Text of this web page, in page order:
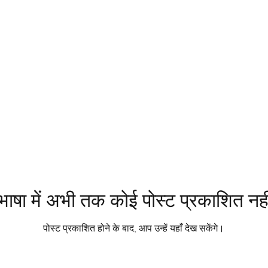
में अभी तक कोई पोस्ट प्रकाशित
पोस्ट प्रकाशित होने के बाद, आप उन्हें यहाँ देख सकेंगे।